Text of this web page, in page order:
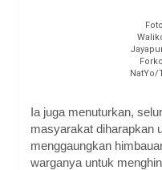
NatYo/
Ia juga menuturkan,
masyarakat diharapkan
menggaungkan
warganya untuk